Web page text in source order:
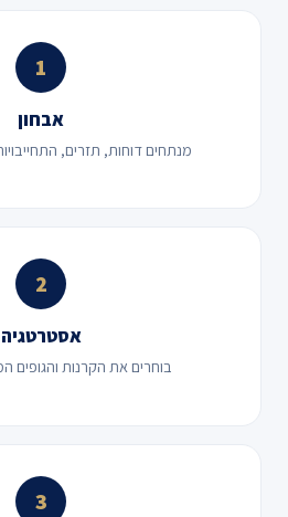
1
אבחון
מנתחים דוחות, תזרים,
2
אסטרטגיה
בוחרים את הקרנות והגופים
3